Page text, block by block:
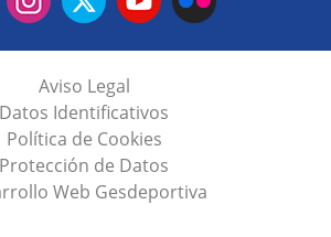
Aviso Legal
Datos Identificativos
Política de Cookies
Protección de Datos
Web Gesdeportiva